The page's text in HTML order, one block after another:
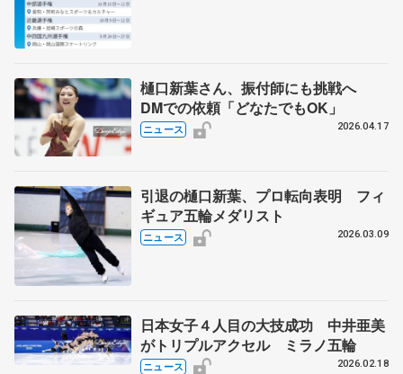
樋口新葉さん、振付師にも挑戦へ
DMでの依頼「どなたでもOK」
ニュース 2026.04.17
引退の樋口新葉、プロ転向表明 フィ
ギュア五輪メダリスト
ニュース 2026.03.09
日本女子４人目の大技成功 中井亜美
がトリプルアクセル ミラノ五輪
ニュース 2026.02.18